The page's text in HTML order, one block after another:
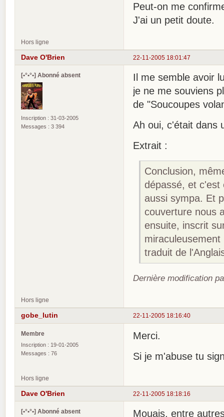
Peut-on me
J'ai un petit doute.
Hors ligne
22-11-2005 18:01:47
Dave O'Brien
[•°•°•] Abonné absent
Inscription : 31-03-2005
Messages : 3 394
Il me semble avoir
je ne me souviens
de "Soucoupes
Ah oui, c'était dans
Extrait :
Conclusion,
dépassé, et c'est
aussi sympa. Et
couverture nous
ensuite, inscrit
traduit de
Dernière modification
Hors ligne
22-11-2005 18:16:40
gobe_lutin
Membre
Inscription : 19-01-2005
Messages : 76
Merci.
Si je m'abuse tu
Hors ligne
22-11-2005 18:18:16
Dave O'Brien
[•°•°•] Abonné absent Mouais, entre